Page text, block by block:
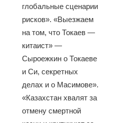
глобальные сценарии
рисков». «Выезжаем
на том, что Токаев —
китаист» —
Сыроежкин о Токаеве
и Си, секретных
делах и о Масимове».
«Казахстан хвалят за
отмену смертной